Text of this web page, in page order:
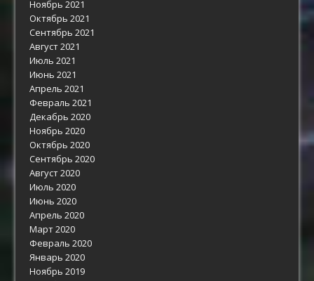
Ноябрь 2021
Октябрь 2021
Сентябрь 2021
Август 2021
Июль 2021
Июнь 2021
Апрель 2021
Февраль 2021
Декабрь 2020
Ноябрь 2020
Октябрь 2020
Сентябрь 2020
Август 2020
Июль 2020
Июнь 2020
Апрель 2020
Март 2020
Февраль 2020
Январь 2020
Ноябрь 2019